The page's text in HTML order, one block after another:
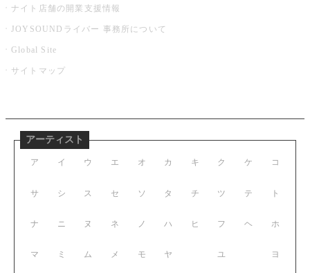
ナイト店舗の開業支援情報
JOYSOUNDライバー 事務所について
Global Site
サイトマップ
アーティスト
ア イ ウ エ オ
サ シ ス セ ソ
ナ ニ ヌ ネ ノ
マ ミ ム メ モ
カ キ ク ケ コ
タ チ ツ テ ト
ハ ヒ フ ヘ ホ
ヤ ユ ヨ